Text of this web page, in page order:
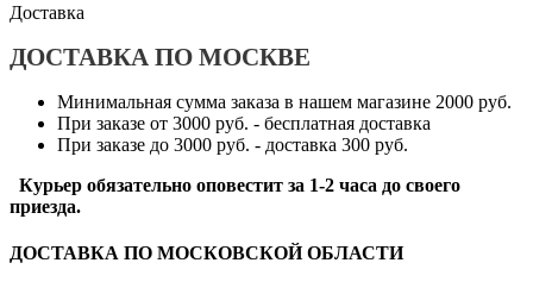
Доставка
ДОСТАВКА ПО МОСКВЕ
Минимальная сумма заказа в нашем магазине 2000 руб.
При заказе от 3000 руб. - бесплатная доставка
При заказе до 3000 руб. - доставка 300 руб.
Курьер обязательно оповестит за 1-2 часа до своего
приезда.
ДОСТАВКА ПО МОСКОВСКОЙ ОБЛАСТИ